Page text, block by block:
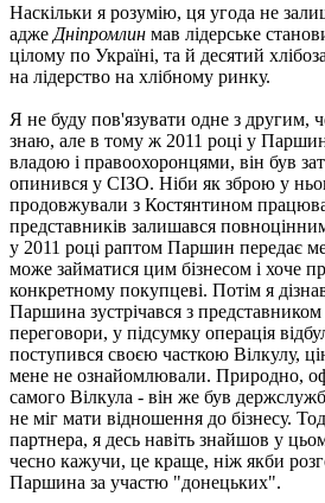
Наскільки я розумію, ця угода не
адже Дніпромлин мав лідерське
цілому по Україні, та й десятий
на лідерство на хлібному ринку.
Я не буду пов'язувати одне з другим,
знаю, але в тому ж 2011 році у
владою і правоохоронцями, він був
опинився у СІЗО. Ніби як зброю у
продовжували з Костянтином
представників залишався
у 2011 році раптом Паршин передає
може займатися цим бізнесом і хоче
конкретному покупцеві. Потім я
Паршина зустрічався з представником
переговори, у підсумку операція
поступився своєю часткою Вілкулу,
мене не ознайомлювали. Природно,
самого Вілкула - він же був
не міг мати відношення до бізнесу.
партнера, я десь навіть знайшов у
чесно кажучи, це краще, ніж якби
Паршина за участю "донецьких".